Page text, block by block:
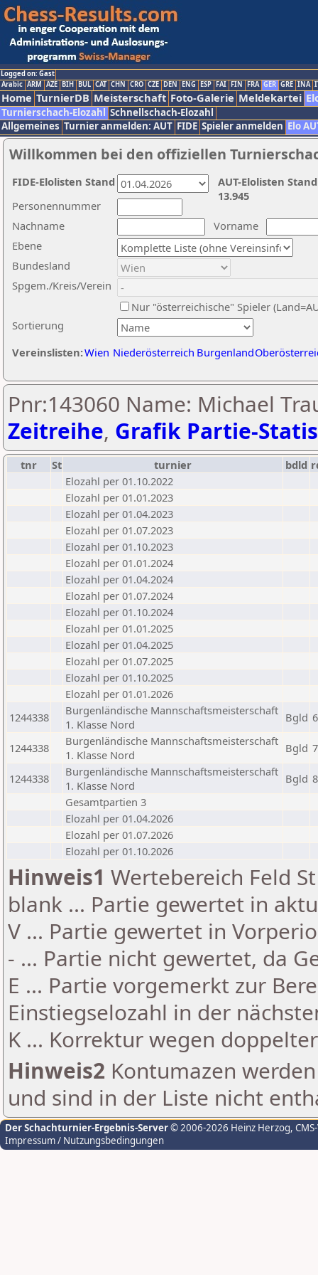
Logged on: Gast
Arabic ARM AZE BIH BUL CAT CHN CRO CZE DEN ENG ESP FAI FIN FRA GER GRE INA
Home TurnierDB Meisterschaft Foto-Galerie Meldekartei
Turnierschach-Elozahl Schnellschach-Elozahl
Allgemeines Turnier anmelden: AUT FIDE Spieler anmelden Elo
Willkommen bei den offiziellen
Nachname
Vorname
Ebene
Sortierung
Personennummer
Bundesland
Spgem./Kreis/Verein
Nur "österreichische" Spieler
Vereinslisten:Wien Niederösterreich Burgenland
AUT-Elolisten
13.945
FIDE-Elolisten Stand
Pnr:143060 Name: Michael
Zeitreihe, Grafik Partie-
tnr St turnier bdld
Elozahl per 01.10.2022
Elozahl per 01.01.2023
Elozahl per 01.04.2023
Elozahl per 01.07.2023
Elozahl per 01.10.2023
Elozahl per 01.01.2024
Elozahl per 01.04.2024
Elozahl per 01.07.2024
Elozahl per 01.10.2024
Elozahl per 01.01.2025
Elozahl per 01.04.2025
Elozahl per 01.07.2025
Elozahl per 01.10.2025
Elozahl per 01.01.2026
1244338
Burgenländische Mannschaftsmeisterschaft
1. Klasse Nord
Bgld 6
1244338
Burgenländische Mannschaftsmeisterschaft
1. Klasse Nord
Bgld 7
1244338
Burgenländische Mannschaftsmeisterschaft
1. Klasse Nord
Bgld 8
Gesamtpartien 3
Elozahl per 01.04.2026
Elozahl per 01.07.2026
Elozahl per 01.10.2026
Hinweis1 Wertebereich Feld
blank ... Partie gewertet in
V ... Partie gewertet in
- ... Partie nicht gewertet, da
E ... Partie vorgemerkt zur
Einstiegselozahl in der
K ... Korrektur wegen
Hinweis2 Kontumazen
und sind in der Liste nicht
Der Schachturnier-Ergebnis-Server© 2006-2026 Heinz Herzog,
Impressum / Nutzungsbedingungen